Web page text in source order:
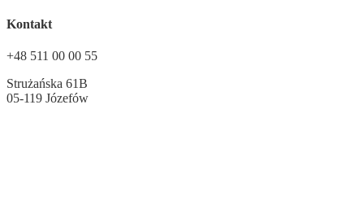
Kontakt
+48 511 00 00 55
Strużańska 61B
05-119 Józefów